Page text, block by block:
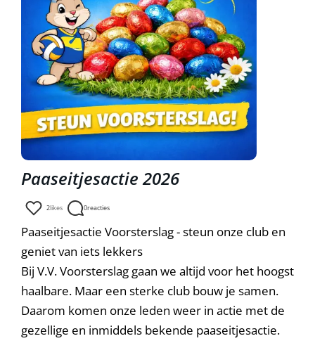
Wedstrijden
Sponsoren
Webshop
Paaseitjesactie 2026
2likes 0reacties
Paaseitjesactie Voorsterslag - steun onze club en
geniet van iets lekkers
Bij V.V. Voorsterslag gaan we altijd voor het hoogst
haalbare. Maar een sterke club bouw je samen.
Daarom komen onze leden weer in actie met de
gezellige en inmiddels bekende paaseitjesactie.